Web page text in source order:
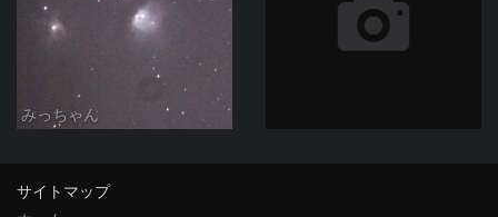
みっちゃん
サイトマップ